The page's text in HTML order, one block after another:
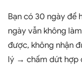
Bạn có 30 ngày để
ngày vẫn không
được, không nhận
lý → chấm dứt hợp